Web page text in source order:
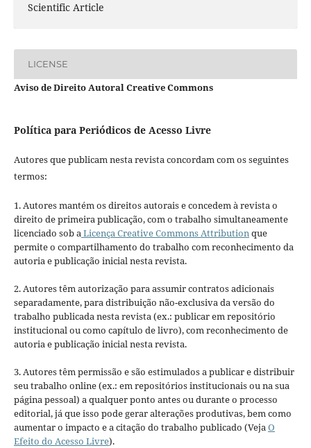
Scientific Article
LICENSE
Aviso de Direito Autoral Creative Commons
Política para Periódicos de Acesso Livre
Autores que publicam nesta revista concordam com os seguintes
termos:
1. Autores mantém os direitos autorais e concedem à revista o
direito de primeira publicação, com o trabalho simultaneamente
licenciado sob aLicença Creative Commons Attributionque
permite o compartilhamento do trabalho com reconhecimento da
autoria e publicação inicial nesta revista.
2. Autores têm autorização para assumir contratos adicionais
separadamente, para distribuição não-exclusiva da versão do
trabalho publicada nesta revista (ex.: publicar em repositório
institucional ou como capítulo de livro), com reconhecimento de
autoria e publicação inicial nesta revista.
3. Autores têm permissão e são estimulados a publicar e distribuir
seu trabalho online (ex.: em repositórios institucionais ou na sua
página pessoal) a qualquer ponto antes ou durante o processo
editorial, já que isso pode gerar alterações produtivas, bem como
aumentar o impacto e a citação do trabalho publicado (VejaO
Efeito do Acesso Livre).